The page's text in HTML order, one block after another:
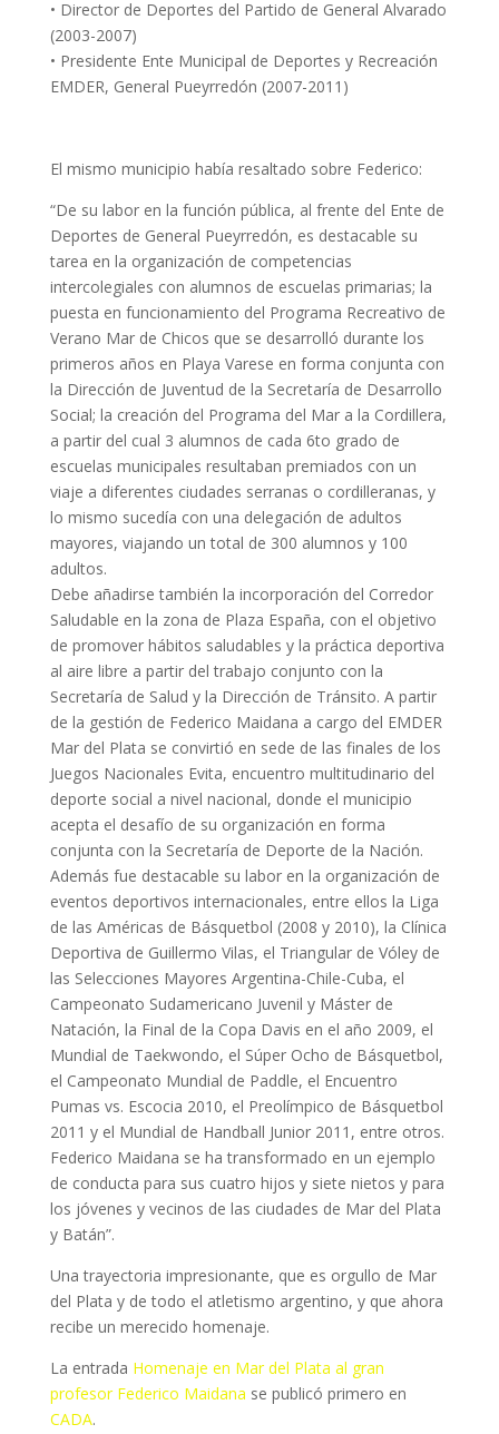
• Director de Deportes del Partido de General Alvarado
(2003-2007)
• Presidente Ente Municipal de Deportes y Recreación
EMDER, General Pueyrredón (2007-2011)
El mismo municipio había resaltado sobre Federico:
“De su labor en la función pública, al frente del Ente de
Deportes de General Pueyrredón, es destacable su
tarea en la organización de competencias
intercolegiales con alumnos de escuelas primarias; la
puesta en funcionamiento del Programa Recreativo de
Verano Mar de Chicos que se desarrolló durante los
primeros años en Playa Varese en forma conjunta con
la Dirección de Juventud de la Secretaría de Desarrollo
Social; la creación del Programa del Mar a la Cordillera,
a partir del cual 3 alumnos de cada 6to grado de
escuelas municipales resultaban premiados con un
viaje a diferentes ciudades serranas o cordilleranas, y
lo mismo sucedía con una delegación de adultos
mayores, viajando un total de 300 alumnos y 100
adultos.
Debe añadirse también la incorporación del Corredor
Saludable en la zona de Plaza España, con el objetivo
de promover hábitos saludables y la práctica deportiva
al aire libre a partir del trabajo conjunto con la
Secretaría de Salud y la Dirección de Tránsito. A partir
de la gestión de Federico Maidana a cargo del EMDER
Mar del Plata se convirtió en sede de las finales de los
Juegos Nacionales Evita, encuentro multitudinario del
deporte social a nivel nacional, donde el municipio
acepta el desafío de su organización en forma
conjunta con la Secretaría de Deporte de la Nación.
Además fue destacable su labor en la organización de
eventos deportivos internacionales, entre ellos la Liga
de las Américas de Básquetbol (2008 y 2010), la Clínica
Deportiva de Guillermo Vilas, el Triangular de Vóley de
las Selecciones Mayores Argentina-Chile-Cuba, el
Campeonato Sudamericano Juvenil y Máster de
Natación, la Final de la Copa Davis en el año 2009, el
Mundial de Taekwondo, el Súper Ocho de Básquetbol,
el Campeonato Mundial de Paddle, el Encuentro
Pumas vs. Escocia 2010, el Preolímpico de Básquetbol
2011 y el Mundial de Handball Junior 2011, entre otros.
Federico Maidana se ha transformado en un ejemplo
de conducta para sus cuatro hijos y siete nietos y para
los jóvenes y vecinos de las ciudades de Mar del Plata
y Batán”.
Una trayectoria impresionante, que es orgullo de Mar
del Plata y de todo el atletismo argentino, y que ahora
recibe un merecido homenaje.
La entrada Homenaje en Mar del Plata al gran
profesor Federico Maidana se publicó primero en
CADA.